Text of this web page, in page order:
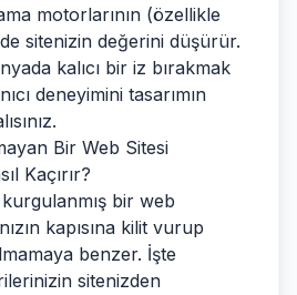
motorlarının (özellikle
sitenizin değerini düşürür.
kalıcı bir iz bırakmak
deneyimini tasarımın
Bir Web Sitesi
Kaçırır?
bir web
kapısına kilit vurup
benzer. İşte
sitenizden